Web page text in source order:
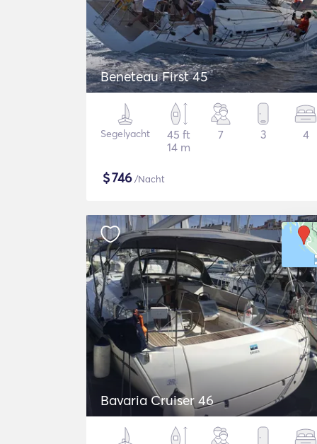
Beneteau First 45
Segelyacht
45 ft
14 m
7 3 4
$746/Nacht
Bavaria Cruiser 46